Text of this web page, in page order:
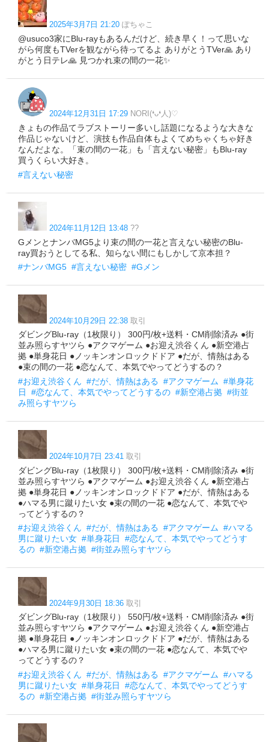
2025年3月7日 21:20 ぽちゃこ
@usuco3家にBlu-rayもあるんだけど、続き早く！って思いな
がら何度もTVerを観ながら待ってるよ ありがとうTVer🙏 あり
がとう日テレ🙏 見つかれ束の間の一花✨
2024年12月31日 17:29 NORI(❛ᴗ❛人)♡
きょもの作品てラブストーリー多いし話題になるような大きな
作品じゃないけど、演技も作品自体もよくてめちゃくちゃ好き
なんだよな。「束の間の一花」も「言えない秘密」もBlu-ray
買うくらい大好き。
#言えない秘密
2024年11月12日 13:48 ??
GメンとナンバMG5より束の間の一花と言えない秘密のBlu-
ray買おうとしてる私、知らない間にもしかして京本担？
#ナンバMG5 #言えない秘密 #Gメン
2024年10月29日 22:38 取引
ダビングBlu-ray（1枚限り） 300円/枚+送料・CM削除済み ●街
並み照らすヤツら ●アクマゲーム ●お迎え渋谷くん ●新空港占
拠 ●単身花日 ●ノッキンオンロックドドア ●だが、情熱はある
●束の間の一花 ●恋なんて、本気でやってどうするの？
#お迎え渋谷くん #だが、情熱はある #アクマゲーム #単身花
日
#恋なんて、本気でやってどうするの #新空港占拠 #街並
み照らすヤツら
2024年10月7日 23:41 取引
ダビングBlu-ray（1枚限り） 300円/枚+送料・CM削除済み ●街
並み照らすヤツら ●アクマゲーム ●お迎え渋谷くん ●新空港占
拠 ●単身花日 ●ノッキンオンロックドドア ●だが、情熱はある
●ハマる男に蹴りたい女 ●束の間の一花 ●恋なんて、本気でや
ってどうするの？
#お迎え渋谷くん #だが、情熱はある #アクマゲーム #ハマる
男に蹴りたい女 #単身花日
#恋なんて、本気でやってどうす
るの #新空港占拠 #街並み照らすヤツら
2024年9月30日 18:36 取引
ダビングBlu-ray（1枚限り） 550円/枚+送料・CM削除済み ●街
並み照らすヤツら ●アクマゲーム ●お迎え渋谷くん ●新空港占
拠 ●単身花日 ●ノッキンオンロックドドア ●だが、情熱はある
●ハマる男に蹴りたい女 ●束の間の一花 ●恋なんて、本気でや
ってどうするの？
#お迎え渋谷くん #だが、情熱はある #アクマゲーム #ハマる
男に蹴りたい女 #単身花日
#恋なんて、本気でやってどうす
るの #新空港占拠 #街並み照らすヤツら